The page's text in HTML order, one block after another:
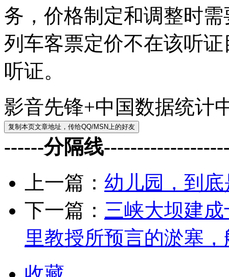
务，价格制定和调整时
列车客票定价不在该听
听证。
影音先锋+中国数据统计
------分隔线
上一篇： 幼儿园，到
下一篇： 三峡大坝建
里教授所预言的淤塞